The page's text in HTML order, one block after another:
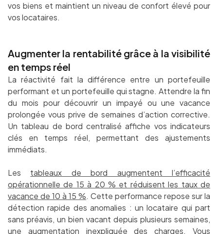
vos biens et maintient un niveau de confort élevé pour
vos locataires.
Augmenter la rentabilité grâce à la visibilité
en temps réel
La réactivité fait la différence entre un portefeuille
performant et un portefeuille qui stagne. Attendre la fin
du mois pour découvrir un impayé ou une vacance
prolongée vous prive de semaines d’action corrective.
Un tableau de bord centralisé affiche vos indicateurs
clés en temps réel, permettant des ajustements
immédiats.
Les tableaux de bord augmentent l’efficacité
opérationnelle de 15 à 20 % et réduisent les taux de
vacance de 10 à 15 %. Cette performance repose sur la
détection rapide des anomalies : un locataire qui part
sans préavis, un bien vacant depuis plusieurs semaines,
une augmentation inexpliquée des charges. Vous